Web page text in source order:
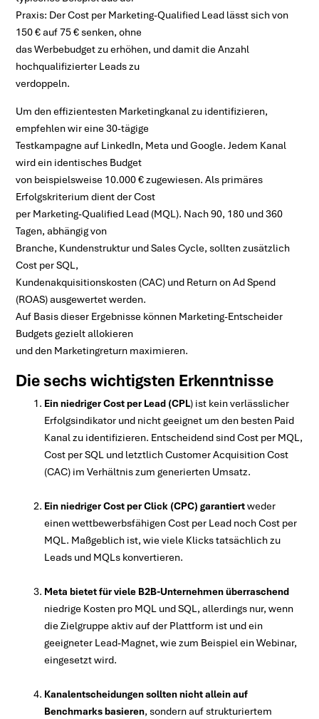
Praxis: Der Cost per Marketing-Qualified Lead lässt sich von
150 € auf 75 € senken, ohne
das Werbebudget zu erhöhen, und damit die Anzahl
hochqualifizierter Leads zu
verdoppeln.
Um den effizientesten Marketingkanal zu identifizieren,
empfehlen wir eine 30-tägige
Testkampagne auf LinkedIn, Meta und Google. Jedem Kanal
wird ein identisches Budget
von beispielsweise 10.000 € zugewiesen. Als primäres
Erfolgskriterium dient der Cost
per Marketing-Qualified Lead (MQL). Nach 90, 180 und 360
Tagen, abhängig von
Branche, Kundenstruktur und Sales Cycle, sollten zusätzlich
Cost per SQL,
Kundenakquisitionskosten (CAC) und Return on Ad Spend
(ROAS) ausgewertet werden.
Auf Basis dieser Ergebnisse können Marketing-Entscheider
Budgets gezielt allokieren
und den Marketingreturn maximieren.
Die sechs wichtigsten Erkenntnisse
Ein niedriger Cost per Lead (CPL) ist kein verlässlicher
Erfolgsindikator und nicht geeignet um den besten Paid
Kanal zu identifizieren. Entscheidend sind Cost per MQL,
Cost per SQL und letztlich Customer Acquisition Cost
(CAC) im Verhältnis zum generierten Umsatz.
Ein niedriger Cost per Click (CPC) garantiertweder
einen wettbewerbsfähigen Cost per Lead noch Cost per
MQL. Maßgeblich ist, wie viele Klicks tatsächlich zu
Leads und MQLs konvertieren.
Meta bietet für viele B2B-Unternehmen überraschend
niedrige Kosten pro MQL und SQL, allerdings nur, wenn
die Zielgruppe aktiv auf der Plattform ist und ein
geeigneter Lead-Magnet, wie zum Beispiel ein Webinar,
eingesetzt wird.
Kanalentscheidungen sollten nicht allein auf
Benchmarks basieren, sondern auf strukturiertem